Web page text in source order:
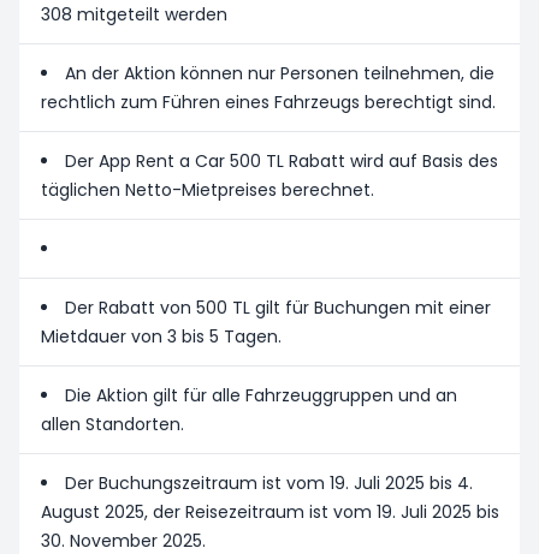
308 mitgeteilt werden
An der Aktion können nur Personen teilnehmen, die
rechtlich zum Führen eines Fahrzeugs berechtigt sind.
Der App Rent a Car 500 TL Rabatt wird auf Basis des
täglichen Netto-Mietpreises berechnet.
Der Rabatt von 500 TL gilt für Buchungen mit einer
Mietdauer von 3 bis 5 Tagen.
Die Aktion gilt für alle Fahrzeuggruppen und an
allen Standorten.
Der Buchungszeitraum ist vom 19. Juli 2025 bis 4.
August 2025, der Reisezeitraum ist vom 19. Juli 2025 bis
30. November 2025.